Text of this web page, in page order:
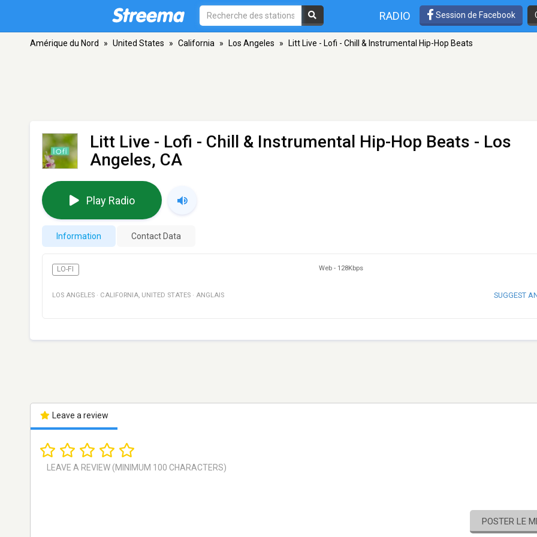
RADIO Session de Facebook
Amérique du Nord » United States » California » Los Angeles » Litt Live - Lofi - Chill & Instrumental Hip-Hop Beats
Litt Live - Lofi - Chill & Instrumental Hip-Hop Beats - Los
Angeles, CA
Play Radio
Information Contact Data
LO-FI Web - 128Kbps
LOS ANGELES · CALIFORNIA, UNITED STATES · ANGLAIS SUGGEST
Leave a review
POSTER LE